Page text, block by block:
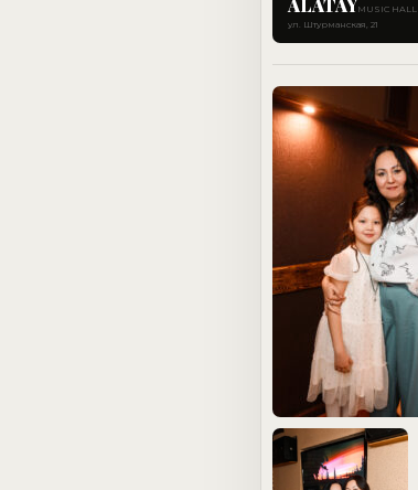
ALATAYMUSIC HALL
ул. Штурманская, 21